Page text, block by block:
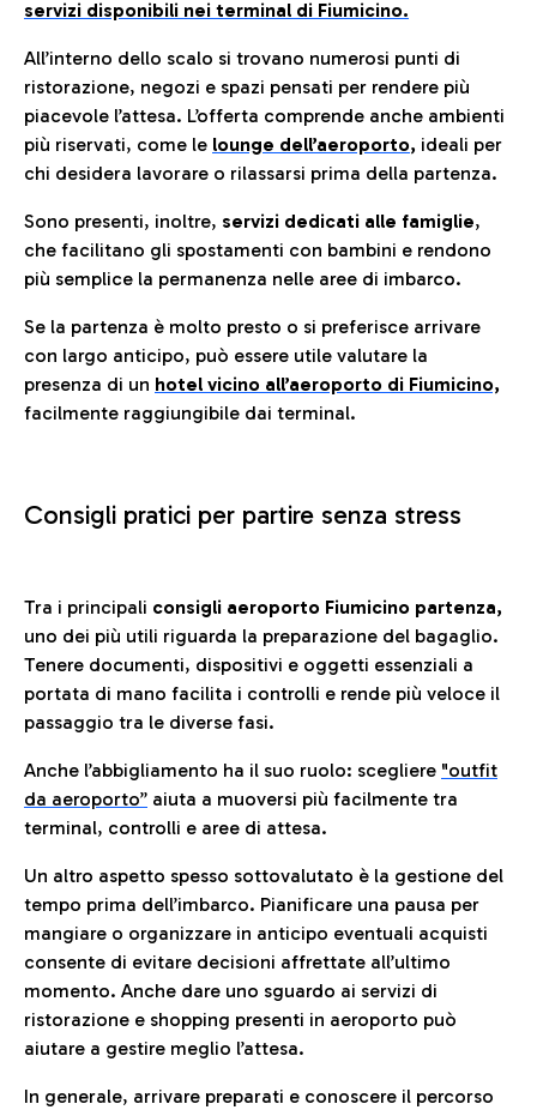
servizi disponibili nei terminal di Fiumicino.
All’interno dello scalo si trovano numerosi punti di
ristorazione, negozi e spazi pensati per rendere più
piacevole l’attesa. L’offerta comprende anche ambienti
più riservati, come le lounge dell’aeroporto, ideali per
chi desidera lavorare o rilassarsi prima della partenza.
Sono presenti, inoltre, servizi dedicati alle famiglie,
che facilitano gli spostamenti con bambini e rendono
più semplice la permanenza nelle aree di imbarco.
Se la partenza è molto presto o si preferisce arrivare
con largo anticipo, può essere utile valutare la
presenza di un hotel vicino all’aeroporto di Fiumicino,
facilmente raggiungibile dai terminal.
Consigli pratici per partire senza stress
Tra i principali consigli aeroporto Fiumicino partenza,
uno dei più utili riguarda la preparazione del bagaglio.
Tenere documenti, dispositivi e oggetti essenziali a
portata di mano facilita i controlli e rende più veloce il
passaggio tra le diverse fasi.
Anche l’abbigliamento ha il suo ruolo: scegliere "outfit
da aeroporto” aiuta a muoversi più facilmente tra
terminal, controlli e aree di attesa.
Un altro aspetto spesso sottovalutato è la gestione del
tempo prima dell’imbarco. Pianificare una pausa per
mangiare o organizzare in anticipo eventuali acquisti
consente di evitare decisioni affrettate all’ultimo
momento. Anche dare uno sguardo ai servizi di
ristorazione e shopping presenti in aeroporto può
aiutare a gestire meglio l’attesa.
In generale, arrivare preparati e conoscere il percorso